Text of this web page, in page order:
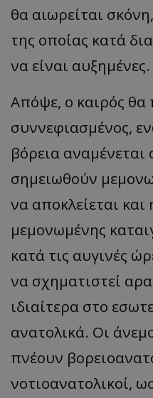
θα αιωρείται
της οποίας κατά
να είναι αυξημένες.
Απόψε, ο καιρός θα
συννεφιασμένος,
βόρεια
σημειωθούν
να αποκλείεται
μεμονωμένης
κατά τις αυγινές
να σχηματιστεί
ιδιαίτερα στο
ανατολικά. Οι
πνέουν
νοτιοανατολικοί,